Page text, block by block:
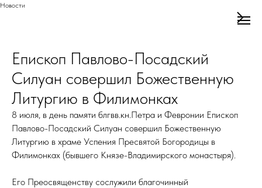
Новости
Епископ Павлово-Посадский
Силуан совершил Божественную
Литургию в Филимонках
8 июля, в день памяти блгвв.кн.Петра и Февронии Епископ
Павлово-Посадский Силуан совершил Божественную
Литургию в храме Успения Пресвятой Богородицы в
Филимонках (бывшего Князе-Владимирского монастыря).
Его Преосвященству сослужили благочинный